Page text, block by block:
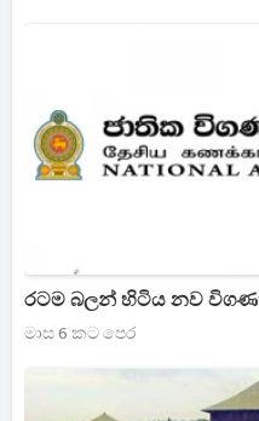
රටම බලන් හිටිය නව
මාස 6 කට පෙර